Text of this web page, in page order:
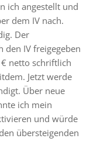
ich angestellt und
dem IV nach.
Der
IV freigegeben
netto schriftlich
Jetzt werde
Über neue
ich mein
und würde
übersteigenden